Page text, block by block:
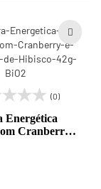
(0)
Energética
Cranberry e